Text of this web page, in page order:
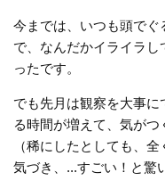
今までは、いつも頭で
で、なんだかイライラ
ったです。
でも先月は観察を大事
る時間が増えて、気が
（稀にしたとしても、
気づき、...すごい！と驚